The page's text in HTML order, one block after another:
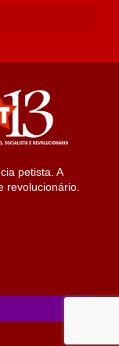
petista. A
revolucionário.